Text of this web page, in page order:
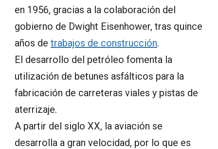
en 1956, gracias a la colaboración del
gobierno de Dwight Eisenhower, tras quince
años de trabajos de construcción.
El desarrollo del petróleo fomenta la
utilización de betunes asfálticos para la
fabricación de carreteras viales y pistas de
aterrizaje.
A partir del siglo XX, la aviación se
desarrolla a gran velocidad, por lo que es